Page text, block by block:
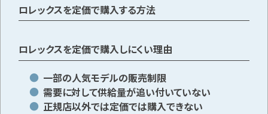
ロレックスを定価で購入する方法
ロレックスを定価で購入しにくい理由
一部の人気モデルの販売制限
需要に対して供給量が追い付いていない
正規店以外では定価では購入できない